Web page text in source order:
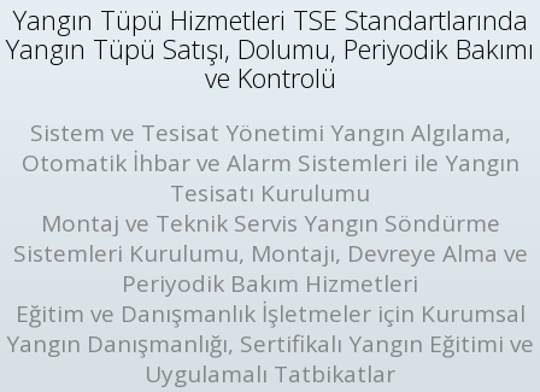
Yangın Tüpü Hizmetleri TSE Standartlarında
Yangın Tüpü Satışı, Dolumu, Periyodik Bakımı
ve Kontrolü
Sistem ve Tesisat Yönetimi Yangın Algılama,
Otomatik İhbar ve Alarm Sistemleri ile Yangın
Tesisatı Kurulumu
Montaj ve Teknik Servis Yangın Söndürme
Sistemleri Kurulumu, Montajı, Devreye Alma ve
Periyodik Bakım Hizmetleri
Eğitim ve Danışmanlık İşletmeler için Kurumsal
Yangın Danışmanlığı, Sertifikalı Yangın Eğitimi ve
Uygulamalı Tatbikatlar